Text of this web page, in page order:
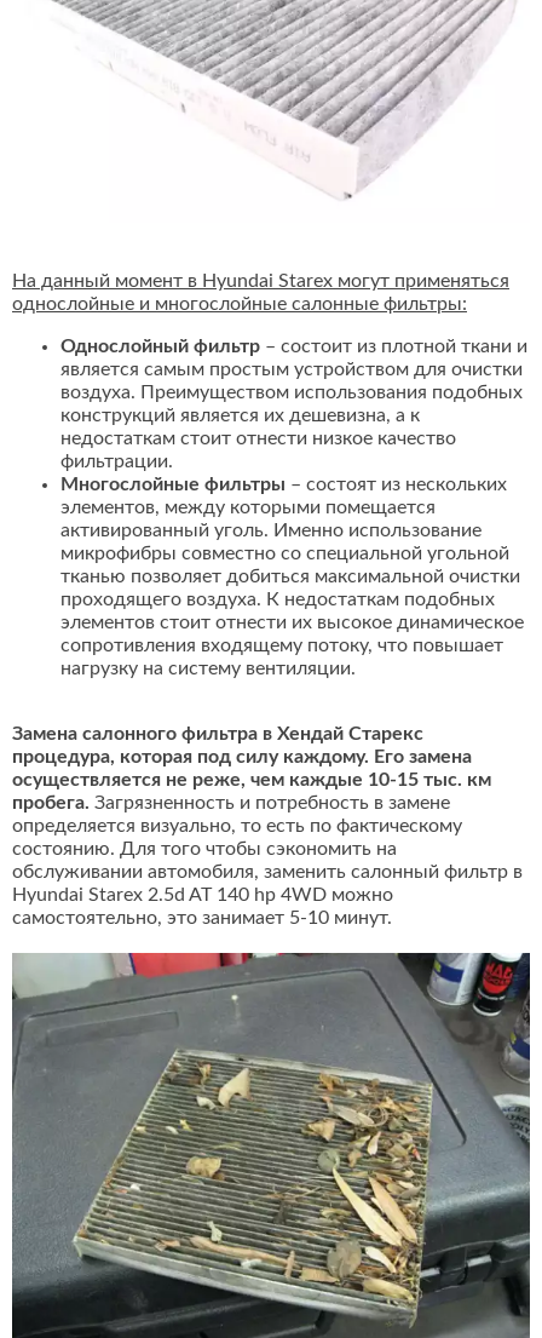
На данный момент в Hyundai Starex могут применяться
однослойные и многослойные салонные фильтры:
Однослойный фильтр – состоит из плотной ткани и
является самым простым устройством для очистки
воздуха. Преимуществом использования подобных
конструкций является их дешевизна, а к
недостаткам стоит отнести низкое качество
фильтрации.
Многослойные фильтры – состоят из нескольких
элементов, между которыми помещается
активированный уголь. Именно использование
микрофибры совместно со специальной угольной
тканью позволяет добиться максимальной очистки
проходящего воздуха. К недостаткам подобных
элементов стоит отнести их высокое динамическое
сопротивления входящему потоку, что повышает
нагрузку на систему вентиляции.
Замена салонного фильтра в Хендай Старекс
процедура, которая под силу каждому. Его замена
осуществляется не реже, чем каждые 10-15 тыс. км
пробега. Загрязненность и потребность в замене
определяется визуально, то есть по фактическому
состоянию. Для того чтобы сэкономить на
обслуживании автомобиля, заменить салонный фильтр в
Hyundai Starex 2.5d AT 140 hp 4WD можно
самостоятельно, это занимает 5-10 минут.